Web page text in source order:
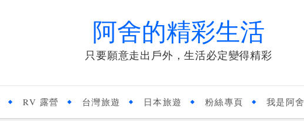
阿舍的精彩生活
只要願意走出戶外，生活必定變得精彩
RV 露營 台灣旅遊 日本旅遊 粉絲專頁 我是阿舍